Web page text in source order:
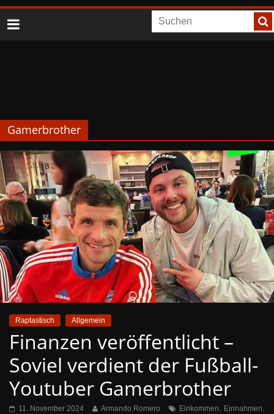
Gamerbrother
Raptastisch Allgemein
Finanzen veröffentlicht –
Soviel verdient der Fußball-
Youtuber Gamerbrother
11. November 2024 Armando Romero Einkommen, Einnahmen,